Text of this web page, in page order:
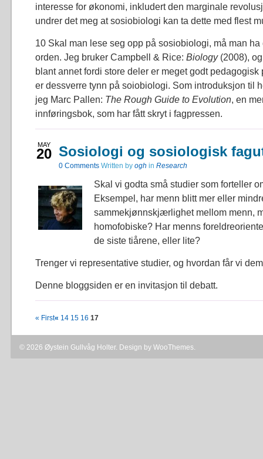
interesse for økonomi, inkludert den marginale
undrer det meg at sosiobiologi kan ta dette med flest
10 Skal man lese seg opp på sosiobiologi, må man
orden. Jeg bruker Campbell & Rice: Biology (2008),
blant annet fordi store deler er meget godt pedagogisk
er dessverre tynn på soiobiologi. Som introduksjon til
jeg Marc Pallen: The Rough Guide to Evolution, en
innføringsbok, som har fått skryt i fagpressen.
MAY
20 Sosiologi og sosiologisk
0 Comments Written by ogh in Research
Skal vi godta små studier som forteller
Eksempel, har menn blitt mer eller
sammekjønnskjærlighet mellom menn,
homofobiske? Har menns
de siste tiårene, eller lite?
Trenger vi representative studier, og hvordan får vi
Denne bloggsiden er en invitasjon til debatt.
« First« 14 15 16 17
© 2026 Øystein Gullvåg Holter. Design by WooThemes.